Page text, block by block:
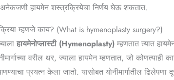
हायमेन शस्त्रक्रियेचा निर्णय घेऊ शकतात.
म्हणजे काय? (What is hymenoplasty surgery?)
हायमेनोप्लास्टी (Hymenoplasty) म्हणतात त्यात
वरील थर, ज्याला हायमेन म्हणतात, जो
प्रयत्न केला जातो. यासोबत योनीमार्गातील ढिलेपणा